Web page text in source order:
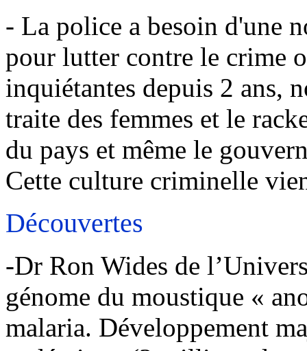
- La police a besoin d'une
pour lutter contre le crime
inquiétantes depuis 2 ans,
traite des femmes et le
du pays et même le
Cette culture criminelle
Découvertes
-Dr Ron Wides de
génome du moustique «
malaria. Développement